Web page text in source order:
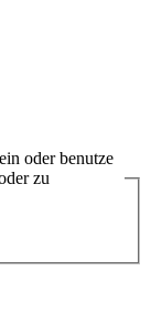
oder benutze
zu